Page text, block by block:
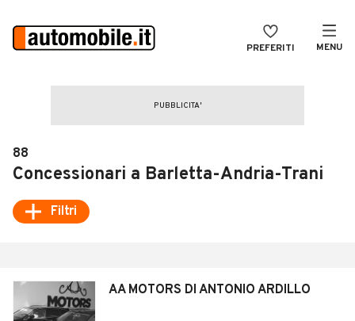
PREFERITI MENU
Auto Km 0
Auto Nuove
Moto
ACCEDI
88
Concessionari a Barletta-Andria-Trani
Filtri
AA MOTORS DI ANTONIO ARDILLO